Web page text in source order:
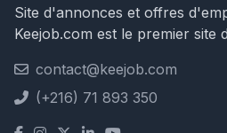
Site d'annonces et offres
Keejob.com est le premier site
contact@keejob.com
(+216) 71 893 350